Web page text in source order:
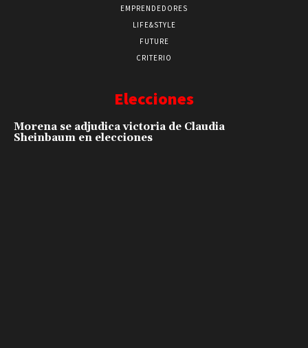
EMPRENDEDORES
LIFE&STYLE
FUTURE
CRITERIO
Elecciones
Morena se adjudica victoria de Claudia
Sheinbaum en elecciones